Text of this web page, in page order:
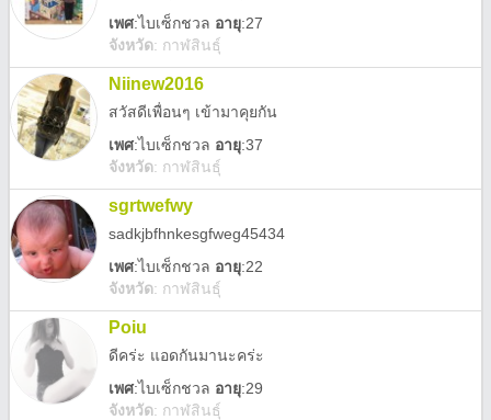
เพศ:ไบเซ็กชวล อายุ:27
จังหวัด: กาฬสินธุ์
Niinew2016
สวัสดีเพื่อนๆ เข้ามาคุยกัน
เพศ:ไบเซ็กชวล อายุ:37
จังหวัด: กาฬสินธุ์
sgrtwefwy
sadkjbfhnkesgfweg45434
เพศ:ไบเซ็กชวล อายุ:22
จังหวัด: กาฬสินธุ์
Poiu
ดีคร่ะ แอดกันมานะคร่ะ
เพศ:ไบเซ็กชวล อายุ:29
จังหวัด: กาฬสินธุ์